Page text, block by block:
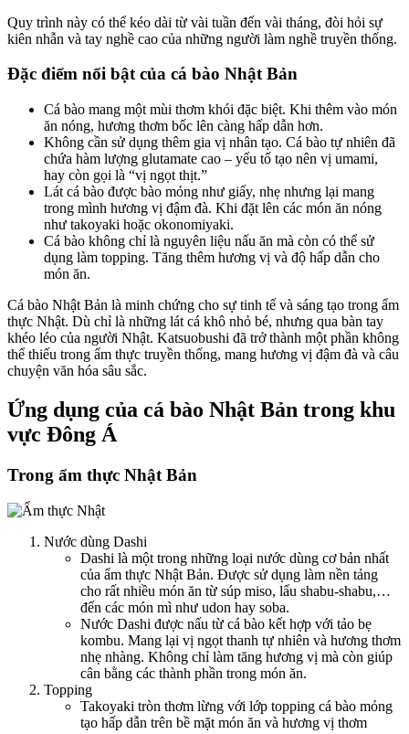
Quy trình này có thể kéo dài từ vài tuần đến vài tháng, đòi hỏi sự
kiên nhẫn và tay nghề cao của những người làm nghề truyền thống.
Đặc điểm nổi bật của cá bào Nhật Bản
Cá bào mang một mùi thơm khói đặc biệt. Khi thêm vào món
ăn nóng, hương thơm bốc lên càng hấp dẫn hơn.
Không cần sử dụng thêm gia vị nhân tạo. Cá bào tự nhiên đã
chứa hàm lượng glutamate cao – yếu tố tạo nên vị umami,
hay còn gọi là “vị ngọt thịt.”
Lát cá bào được bào mỏng như giấy, nhẹ nhưng lại mang
trong mình hương vị đậm đà. Khi đặt lên các món ăn nóng
như takoyaki hoặc okonomiyaki.
Cá bào không chỉ là nguyên liệu nấu ăn mà còn có thể sử
dụng làm topping. Tăng thêm hương vị và độ hấp dẫn cho
món ăn.
Cá bào Nhật Bản là minh chứng cho sự tinh tế và sáng tạo trong ẩm
thực Nhật. Dù chỉ là những lát cá khô nhỏ bé, nhưng qua bàn tay
khéo léo của người Nhật. Katsuobushi đã trở thành một phần không
thể thiếu trong ẩm thực truyền thống, mang hương vị đậm đà và câu
chuyện văn hóa sâu sắc.
Ứng dụng của cá bào Nhật Bản trong khu
vực Đông Á
Trong ẩm thực Nhật Bản
Nước dùng Dashi
Dashi là một trong những loại nước dùng cơ bản nhất
của ẩm thực Nhật Bản. Được sử dụng làm nền tảng
cho rất nhiều món ăn từ súp miso, lẩu shabu-shabu,…
đến các món mì như udon hay soba.
Nước Dashi được nấu từ cá bào kết hợp với tảo bẹ
kombu. Mang lại vị ngọt thanh tự nhiên và hương thơm
nhẹ nhàng. Không chỉ làm tăng hương vị mà còn giúp
cân bằng các thành phần trong món ăn.
Topping
Takoyaki tròn thơm lừng với lớp topping cá bào mỏng
tạo hấp dẫn trên bề mặt món ăn và hương vị thơm